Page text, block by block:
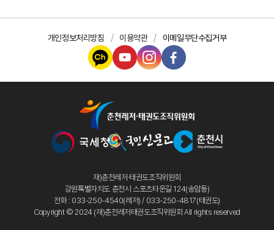
개인정보처리방침 이용약관 이메일무단수집거부
재)춘천레저·태권도조직위원회
강원특별자치도 춘천시 스포츠타운길 124(송암동)
전화 : 033-250-4540(레저) / 033-250-4817(태권도)
Copyright © 2024 (재)춘천레저태권도조직위원회 All rights reserved